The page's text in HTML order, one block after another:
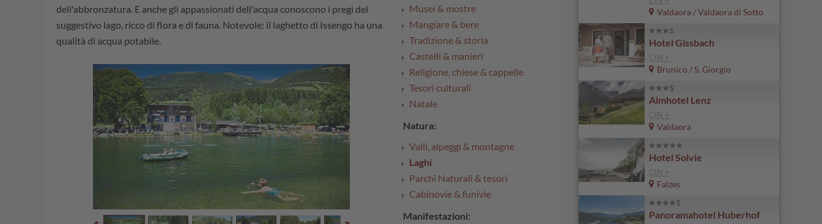
dell'abbronzatura. E anche gli appassionati dell'acqua conoscono i pregi del
suggestivo lago, ricco di flora e di fauna. Notevole: il laghetto di Issengo ha una
qualità di acqua potabile.
Musei & mostre
Mangiare & bere
Tradizione & storia
Castelli & manieri
Religione, chiese & cappelle
Tesori culturali
Natale
Natura:
Valli, alpeggi & montagne
Laghi
Parchi Naturali & tesori
Cabinovie & funivie
Manifestazioni:
Valdaora / Valdaora di Sotto
Hotel Gissbach
CIN +
Brunico / S. Giorgio
Almhotel Lenz
CIN +
Valdaora
Hotel Solvie
CIN +
Falzes
Panoramahotel Huberhof